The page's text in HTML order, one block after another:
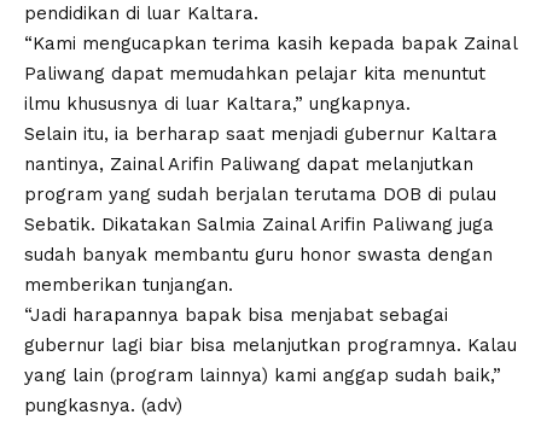
pendidikan di luar Kaltara.
“Kami mengucapkan terima kasih kepada bapak Zainal
Paliwang dapat memudahkan pelajar kita menuntut
ilmu khususnya di luar Kaltara,” ungkapnya.
Selain itu, ia berharap saat menjadi gubernur Kaltara
nantinya, Zainal Arifin Paliwang dapat melanjutkan
program yang sudah berjalan terutama DOB di pulau
Sebatik. Dikatakan Salmia Zainal Arifin Paliwang juga
sudah banyak membantu guru honor swasta dengan
memberikan tunjangan.
“Jadi harapannya bapak bisa menjabat sebagai
gubernur lagi biar bisa melanjutkan programnya. Kalau
yang lain (program lainnya) kami anggap sudah baik,”
pungkasnya. (adv)